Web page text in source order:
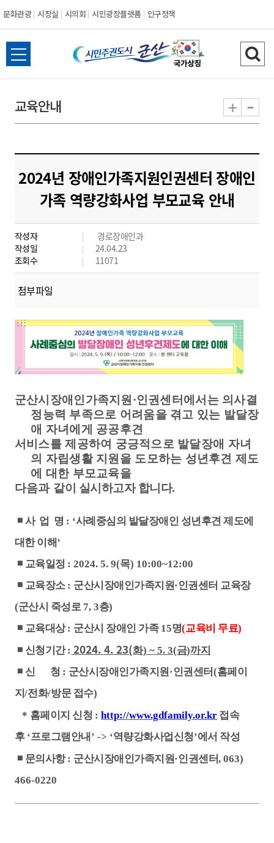
문화관광 시장실 시의회 시민광장플랫폼 인구정책
시
민
도
시
군
산
전
체
뉴
열
검
색
기
교육안내 + -
2024년 장애인가족지원인권센터 장애인
가족 역량강화사업 부모교육 안내
작성자
경로장애인과
작성일
24.04.23
조회수
11071
첨부파일
군산시장애인가족지원·인권센터에서는 의사결
정능력 부족으로 어려움을 겪고 있는 발달장
애 자녀에게 공공후견
서비스를 제공하여 궁긍적으로 발달장애 자녀
의 자립생활 지원을 도모하는 성년후견 제도
에 대한 부모교육을
다음과 같이 실시하고자 합니다.
◾ 사 업 명 : ‘사례중심의 발달장애인 성년후견 제도에
대한 이해’
◾ 교육일정 : 2024. 5. 9(목) 10:00~12:00
◾ 교육장소 : 군산시장애인가족지원·인권센터 교육장
(군산시 죽성로 7, 3층)
◾ 교육대상: 군산시 장애인 가족 15명(교육비 무료)
◾ 신청기간: 2024. 4. 23(화) ~ 5. 3(금)까지
◾ 신 청 : 군산시장애인가족지원·인권센터 (홈페이
지/전화/방문 접수)
* 홈페이지 신청 : http://www.gdfamily.or.kr 접속
후 ‘프로그램안내 ’ -> ‘역량강화사업신청’에서 작성
◾ 문의사항: 군산시장애인가족지원·인권센터, 063)
466-0220